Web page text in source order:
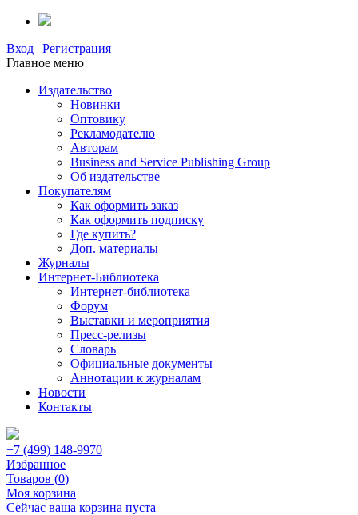
Вход | Регистрация
Главное меню
Издательство
Новинки
Оптовику
Рекламодателю
Авторам
Business and Service Publishing Group
Об издательстве
Покупателям
Как оформить заказ
Как оформить подписку
Где купить?
Доп. материалы
Журналы
Интернет-Библиотека
Интернет-библиотека
Форум
Выставки и мероприятия
Пресс-релизы
Словарь
Официальные документы
Аннотации к журналам
Новости
Контакты
+7 (499) 148-9970
Избранное
Товаров (0)
Моя корзина
Сейчас ваша корзина пуста